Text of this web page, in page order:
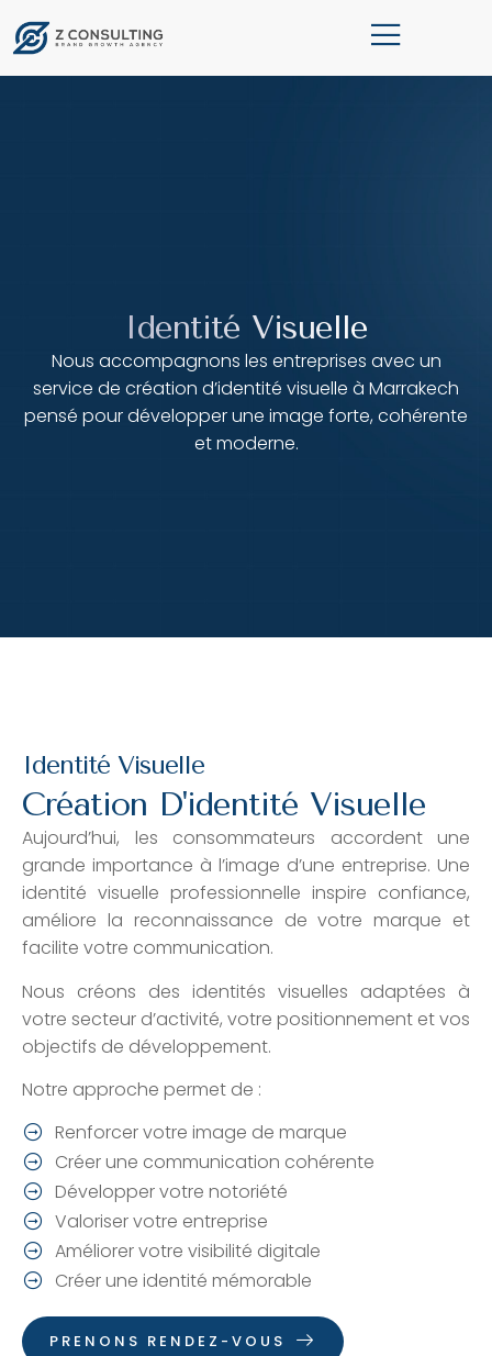
Identité Visuelle
Nous accompagnons les entreprises avec un
service de création d’identité visuelle à Marrakech
pensé pour développer une image forte, cohérente
et moderne.
Identité Visuelle
Création D'identité Visuelle
Aujourd’hui, les consommateurs accordent une
grande importance à l’image d’une entreprise. Une
identité visuelle professionnelle inspire confiance,
améliore la reconnaissance de votre marque et
facilite votre communication.
Nous créons des identités visuelles adaptées à
votre secteur d’activité, votre positionnement et vos
objectifs de développement.
Notre approche permet de :
Renforcer votre image de marque
Créer une communication cohérente
Développer votre notoriété
Valoriser votre entreprise
Améliorer votre visibilité digitale
Créer une identité mémorable
PRENONS RENDEZ-VOUS